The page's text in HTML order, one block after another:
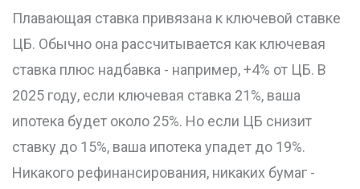
Плавающая ставка привязана к ключевой ставке
ЦБ. Обычно она рассчитывается как ключевая
ставка плюс надбавка - например, +4% от ЦБ. В
2025 году, если ключевая ставка 21%, ваша
ипотека будет около 25%. Но если ЦБ снизит
ставку до 15%, ваша ипотека упадет до 19%.
Никакого рефинансирования, никаких бумаг -